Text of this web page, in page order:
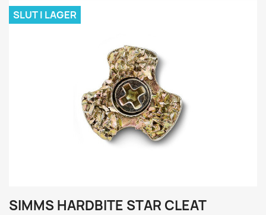
SLUT I LAGER
SIMMS HARDBITE STAR CLEAT